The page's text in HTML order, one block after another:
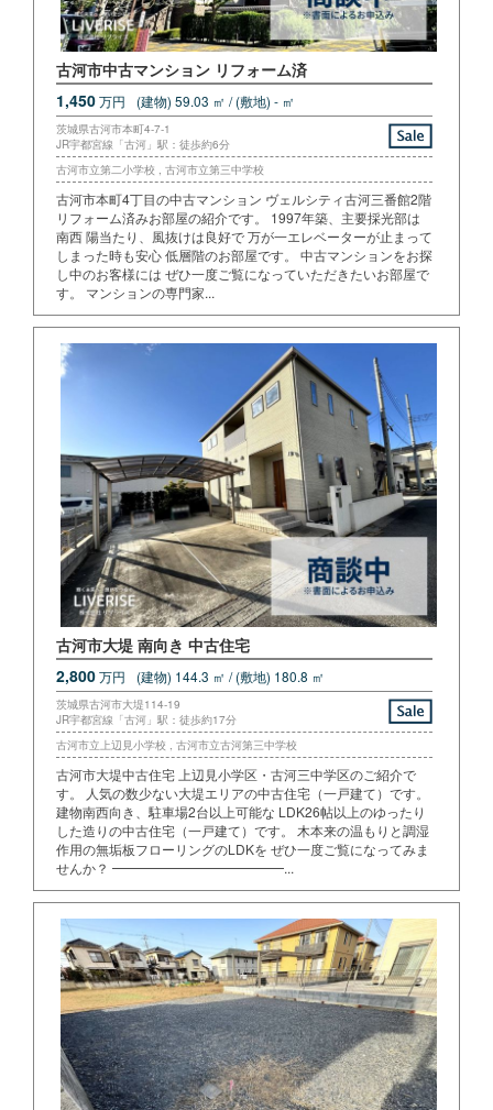
古河市中古マンション リフォーム済
1,450万円 (建物) 59.03 ㎡ / (敷地) - ㎡
茨城県古河市本町4-7-1
JR宇都宮線「古河」駅：徒歩約6分
古河市立第二小学校 , 古河市立第三中学校
古河市本町4丁目の中古マンション ヴェルシティ古河三番館2階
リフォーム済みお部屋の紹介です。 1997年築、主要採光部は
南西 陽当たり、風抜けは良好で 万が一エレベーターが止まって
しまった時も安心 低層階のお部屋です。 中古マンションをお探
し中のお客様には ぜひ一度ご覧になっていただきたいお部屋で
す。 マンションの専門家...
古河市大堤 南向き 中古住宅
2,800万円 (建物) 144.3 ㎡ / (敷地) 180.8 ㎡
茨城県古河市大堤114-19
JR宇都宮線「古河」駅：徒歩約17分
古河市立上辺見小学校 , 古河市立古河第三中学校
古河市大堤中古住宅 上辺見小学区・古河三中学区のご紹介で
す。 人気の数少ない大堤エリアの中古住宅（一戸建て）です。
建物南西向き、駐車場2台以上可能な LDK26帖以上のゆったり
した造りの中古住宅（一戸建て）です。 木本来の温もりと調湿
作用の無垢板フローリングのLDKを ぜひ一度ご覧になってみま
せんか？ ━━━━━━━━━━━━━...